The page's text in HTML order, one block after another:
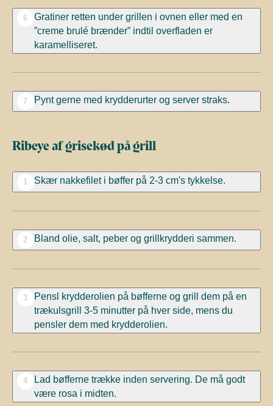
6
Gratiner retten under grillen i ovnen eller med en
”creme brulé brænder” indtil overfladen er
karamelliseret.
7 Pynt gerne med krydderurter og server straks.
Ribeye af grisekød på grill
1 Skær nakkefilet i bøffer på 2-3 cm's tykkelse.
2 Bland olie, salt, peber og grillkrydderi sammen.
3
Pensl krydderolien på bøfferne og grill dem på en
trækulsgrill 3-5 minutter på hver side, mens du
pensler dem med krydderolien.
4
Lad bøfferne trække inden servering. De må godt
være rosa i midten.